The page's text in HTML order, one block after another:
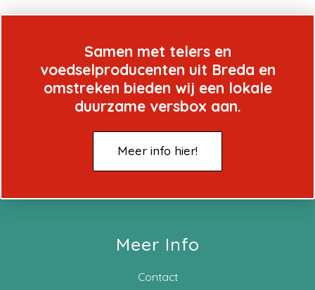
Samen met telers en
voedselproducenten uit Breda en
omstreken bieden wij een lokale
duurzame versbox aan.
Meer info hier!
Meer Info
Contact